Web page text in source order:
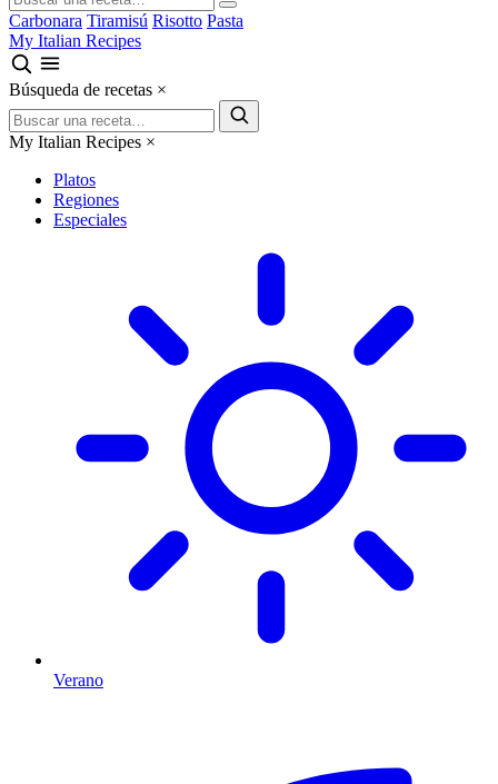
Carbonara Tiramisú Risotto Pasta
My Italian Recipes
Búsqueda de recetas ×
My Italian Recipes ×
Platos
Regiones
Especiales
Verano